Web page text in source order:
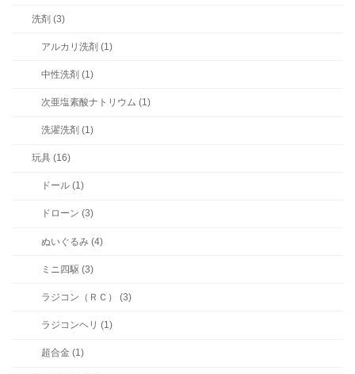
洗剤 (3)
アルカリ洗剤 (1)
中性洗剤 (1)
次亜塩素酸ナトリウム (1)
洗濯洗剤 (1)
玩具 (16)
ドール (1)
ドローン (3)
ぬいぐるみ (4)
ミニ四駆 (3)
ラジコン（ＲＣ） (3)
ラジコンヘリ (1)
超合金 (1)